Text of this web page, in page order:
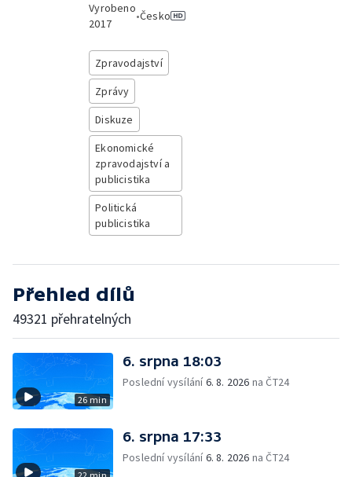
Vyrobeno
2017
•Česko
Zpravodajství
Zprávy
Diskuze
Ekonomické
zpravodajství a
publicistika
Politická
publicistika
Přehled dílů
49321 přehratelných
26 min
6. srpna 18:03
Poslední vysílání6. 8. 2026 na ČT24
6. srpna 17:33
Poslední vysílání6. 8. 2026 na ČT24